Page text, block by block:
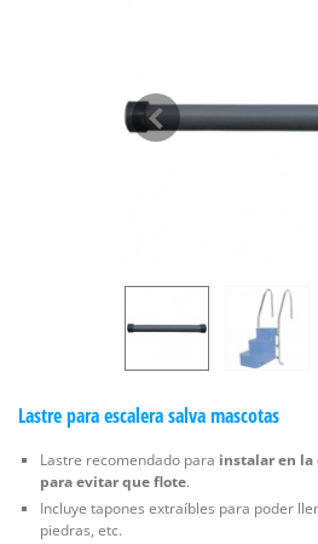
Lastre para escalera salva mascotas
Lastre recomendado para instalar en la
para evitar que flote.
Incluye tapones extraíbles para poder
piedras, etc.